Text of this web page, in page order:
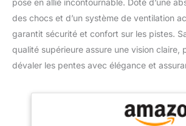
pose en allié incontournable. Doté d’une
des chocs et d’un système de ventilation
garantit sécurité et confort sur les pistes.
qualité supérieure assure une vision claire,
dévaler les pentes avec élégance et